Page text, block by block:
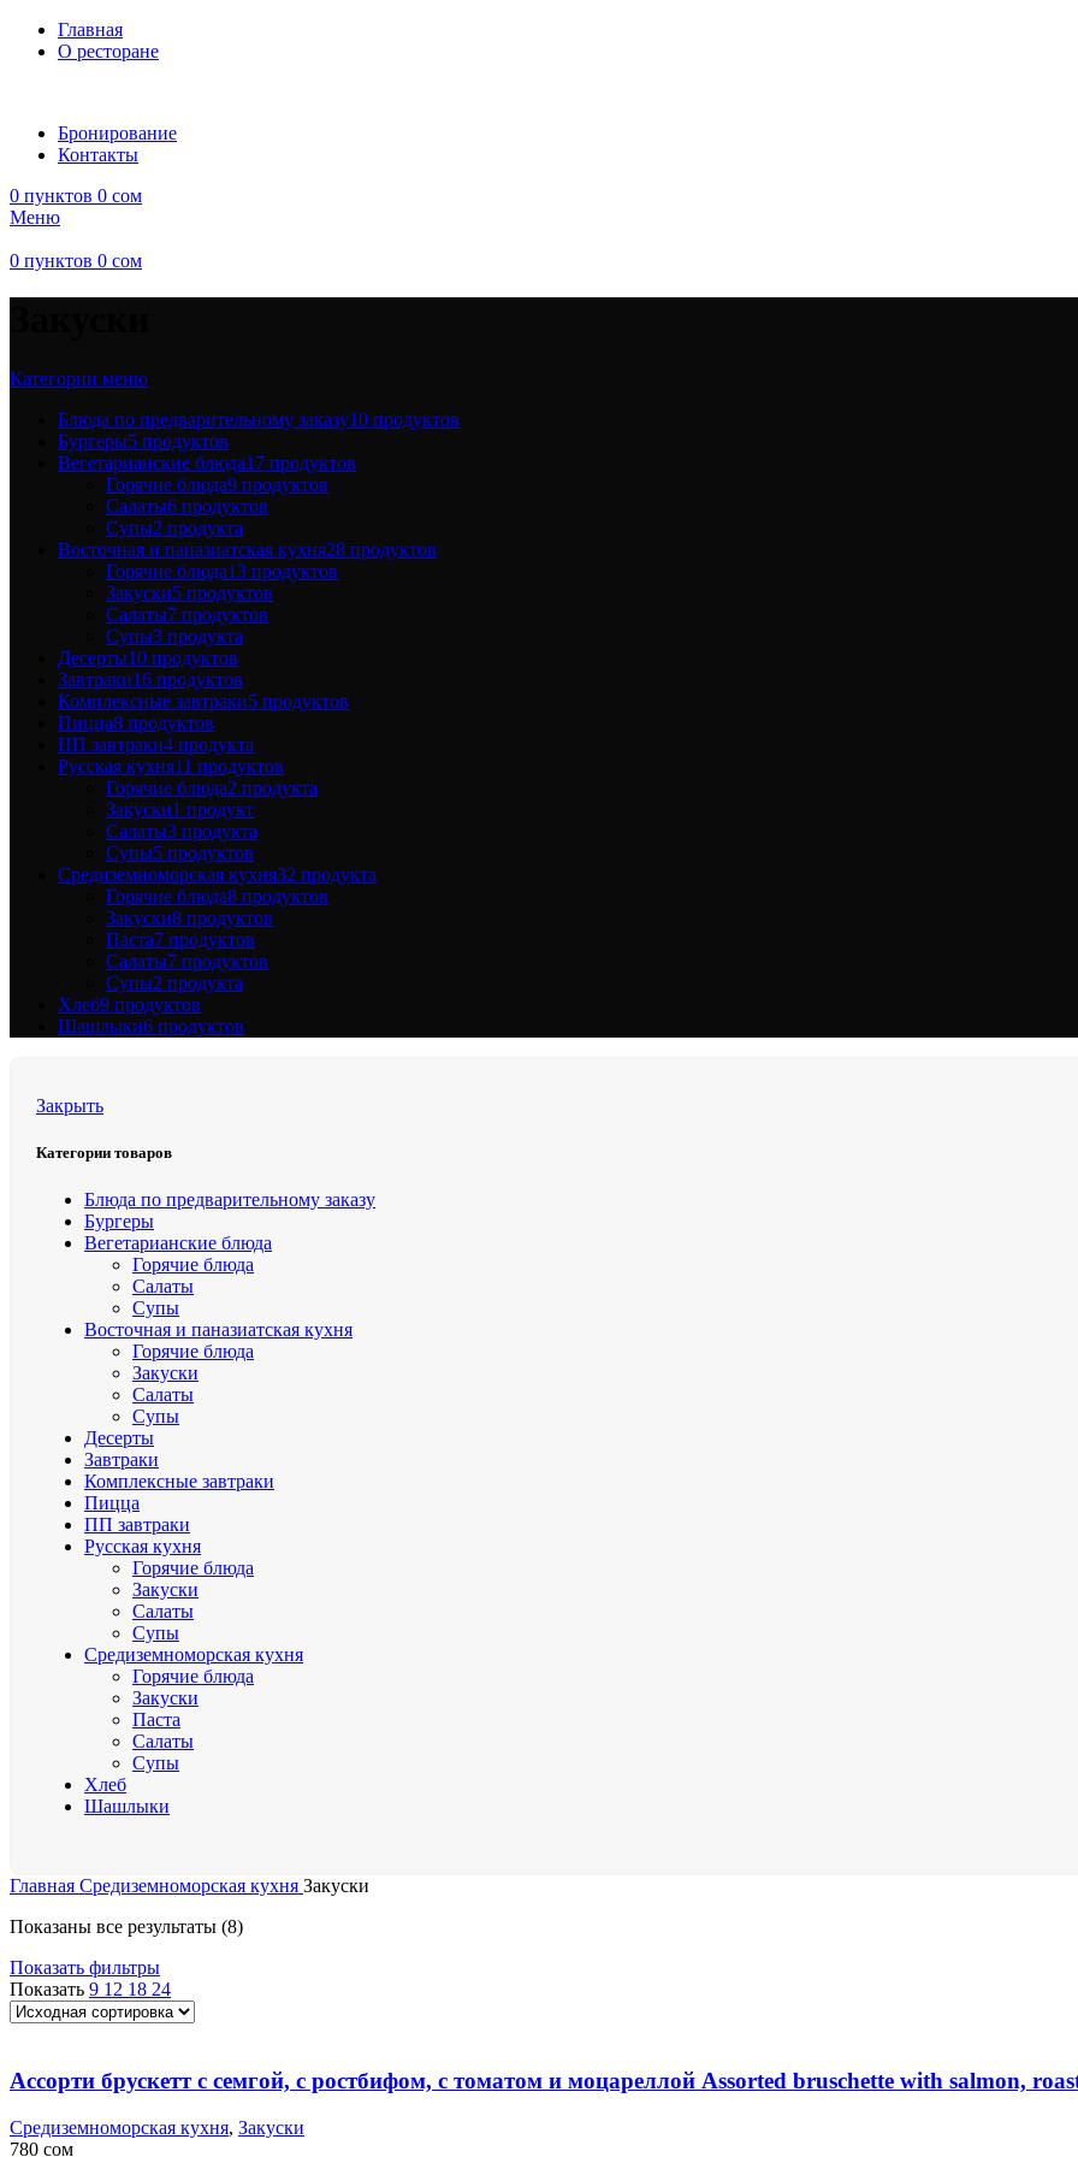
Главная
О ресторане
Бронирование
Контакты
0 пунктов 0 сом
Меню
0 пунктов 0 сом
Категории меню
Блюда по предварительному заказу10 продуктов
Бургеры5 продуктов
Вегетарианские блюда17 продуктов
Горячие блюда9 продуктов
Салаты6 продуктов
Супы2 продукта
Восточная и паназиатская кухня28 продуктов
Горячие блюда13 продуктов
Закуски5 продуктов
Салаты7 продуктов
Супы3 продукта
Десерты10 продуктов
Завтраки16 продуктов
Комплексные завтраки5 продуктов
Пицца8 продуктов
ПП завтраки4 продукта
Русская кухня11 продуктов
Горячие блюда2 продукта
Закуски1 продукт
Салаты3 продукта
Супы5 продуктов
Средиземноморская кухня32 продукта
Горячие блюда8 продуктов
Закуски8 продуктов
Паста7 продуктов
Салаты7 продуктов
Супы2 продукта
Хлеб9 продуктов
Шашлыки6 продуктов
Закрыть
Категории товаров
Блюда по предварительному заказу
Бургеры
Вегетарианские блюда
Горячие блюда
Салаты
Супы
Восточная и паназиатская кухня
Горячие блюда
Закуски
Салаты
Супы
Десерты
Завтраки
Комплексные завтраки
Пицца
ПП завтраки
Русская кухня
Горячие блюда
Закуски
Салаты
Супы
Средиземноморская кухня
Горячие блюда
Закуски
Паста
Салаты
Супы
Хлеб
Шашлыки
Главная Средиземноморская кухня Закуски
Показаны все результаты (8)
Показать фильтры
Показать 9 12 18 24
Ассорти брускетт с семгой, с ростбифом, с томатом и моцареллой Assorted bruschette with salmon,
Средиземноморская кухня, Закуски
780 сом